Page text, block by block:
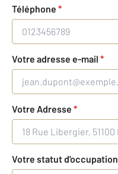
Téléphone *
Votre adresse e-mail *
Votre Adresse *
Votre statut d'occupation